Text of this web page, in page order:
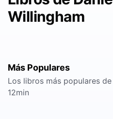
Willingham
Más Populares
Los libros más populares
12min